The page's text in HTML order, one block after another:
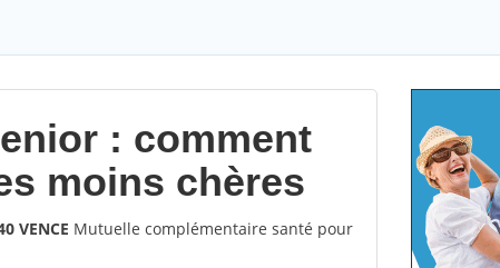
: comment
moins chères
VENCE Mutuelle complémentaire santé pour